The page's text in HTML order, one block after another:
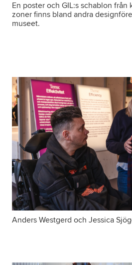
En poster och GIL:s schablon från
zoner finns bland andra
museet.
Anders Westgerd och Jessica